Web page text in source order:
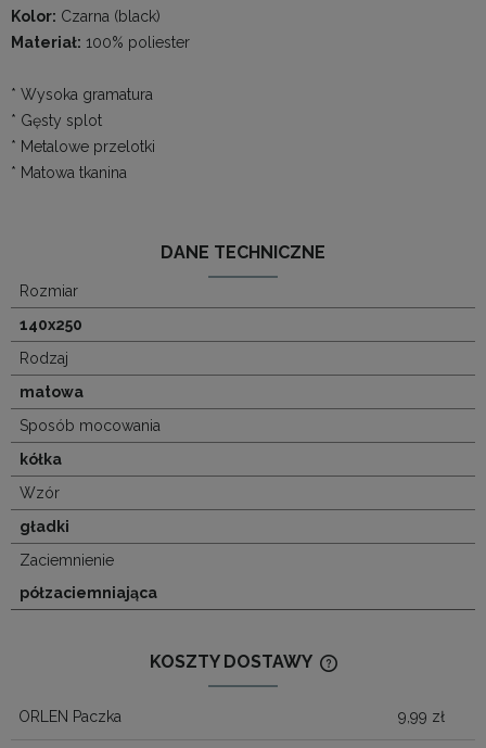
Kolor: Czarna (black)
Materiał: 100% poliester
* Wysoka gramatura
* Gęsty splot
* Metalowe przelotki
* Matowa tkanina
DANE TECHNICZNE
Rozmiar
140x250
Rodzaj
matowa
Sposób mocowania
kółka
Wzór
gładki
Zaciemnienie
półzaciemniająca
KOSZTY DOSTAWY
ORLEN Paczka 9,99 zł